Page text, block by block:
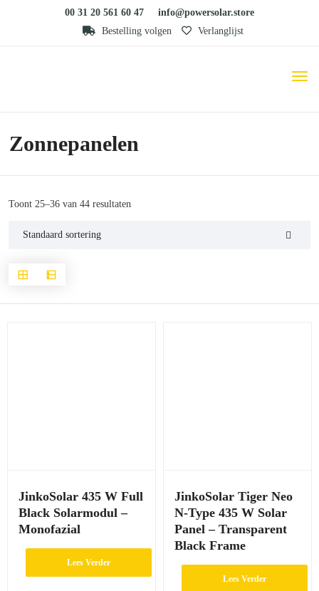
00 31 20 561 60 47
info@powersolar.store
Bestelling volgen
Verlanglijst
Zonnepanelen
Toont 25–36 van 44 resultaten
JinkoSolar 435 W Full
Black Solarmodul –
Monofazial
Lees Verder
JinkoSolar Tiger Neo
N-Type 435 W Solar
Panel – Transparent
Black Frame
Lees Verder